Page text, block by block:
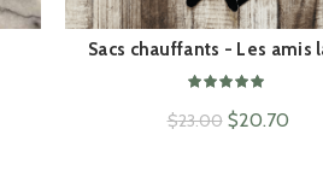
ACHAT RAPIDE
Sacs chauffants - Les amis
$23.00 Le
$20.70Le